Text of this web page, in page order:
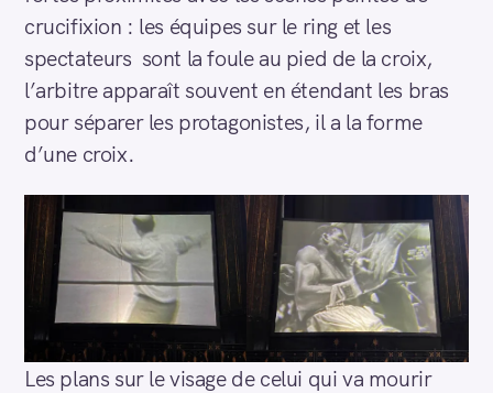
crucifixion : les équipes sur le ring et les
spectateurs sont la foule au pied de la croix,
l’arbitre apparaît souvent en étendant les bras
pour séparer les protagonistes, il a la forme
d’une croix.
Les plans sur le visage de celui qui va mourir